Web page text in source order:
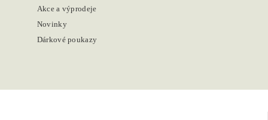
Akce a výprodeje
Novinky
Dárkové poukazy